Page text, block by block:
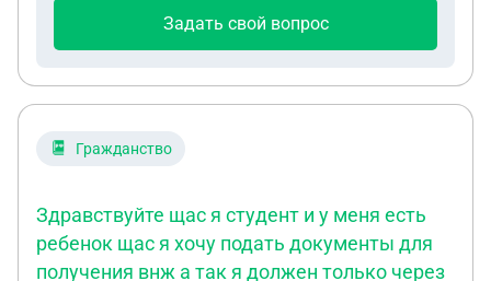
намерение подать иск в суд. Но Покупатель
находится в реорганизации, путем присоединения
была направлена, но оставлена без ответа.
взыскании долга или надо ждать окончания
Задать свой вопрос
Гражданство
Здравствуйте щас я студент и у меня есть
ребенок щас я хочу подать документы для
получения внж а так я должен только через